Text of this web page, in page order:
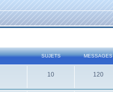
SUJETS MESSAGES
10 120